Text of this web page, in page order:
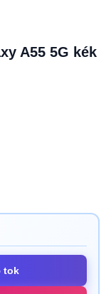
A55 5G kék
tok